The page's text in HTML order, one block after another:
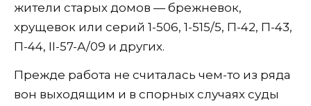
жители старых домов — брежневок,
хрущевок или серий 1-506, 1-515/5, П-42, П-43,
П-44, II-57-А/09 и других.
Прежде работа не считалась чем-то из ряда
вон выходящим и в спорных случаях суды